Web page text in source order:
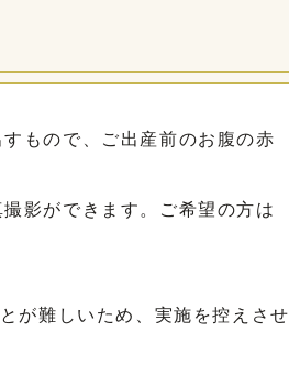
もので、ご出産前のお腹の赤
影ができます。ご希望の方は
が難しいため、実施を控えさせ